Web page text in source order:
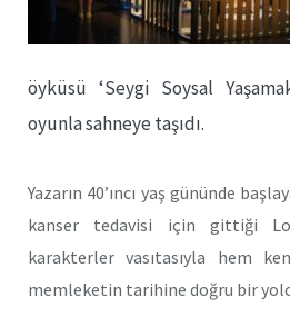
öyküsü ‘Seygi Soysal
oyunla sahneye taşıdı.
Yazarın 40’ıncı yaş gününde
kanser tedavisi için gittiği
karakterler vasıtasıyla hem
memleketin tarihine doğru bir